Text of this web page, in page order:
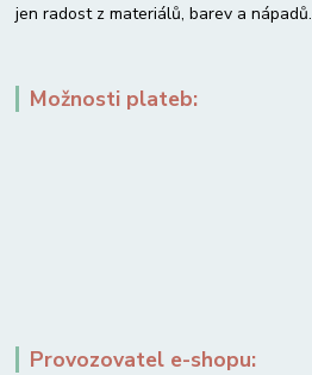
jen radost z materiálů, barev a nápadů.
Možnosti plateb:
Provozovatel e-shopu: